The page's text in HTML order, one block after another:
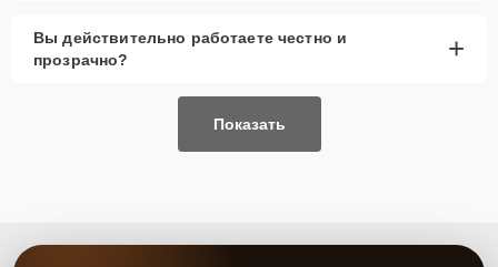
Сервисный центр обеспечивает замену аккумулятора смарт-
часов, используя только проверенные комплектующие, что
предоставляется гарантия.
Вы действительно работаете честно и
прозрачно?
+
Показать